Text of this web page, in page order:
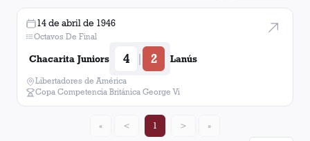
14 de abril de 1946
Octavos De Final
Chacarita Juniors 4 | 2 Lanús
Libertadores de América
Copa Competencia Británica George Vi
« < 1 > »